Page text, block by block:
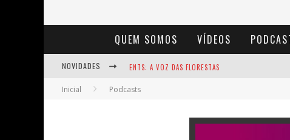
QUEM SOMOS VÍDEOS
NOVIDADES ENTS: A VOZ DAS FLORESTAS
NOTÁVEIS: BERTHA LUTZ
BAÚ DE HISTÓRIAS - A JAMAIS IMAGINADA
Inicial Podcasts